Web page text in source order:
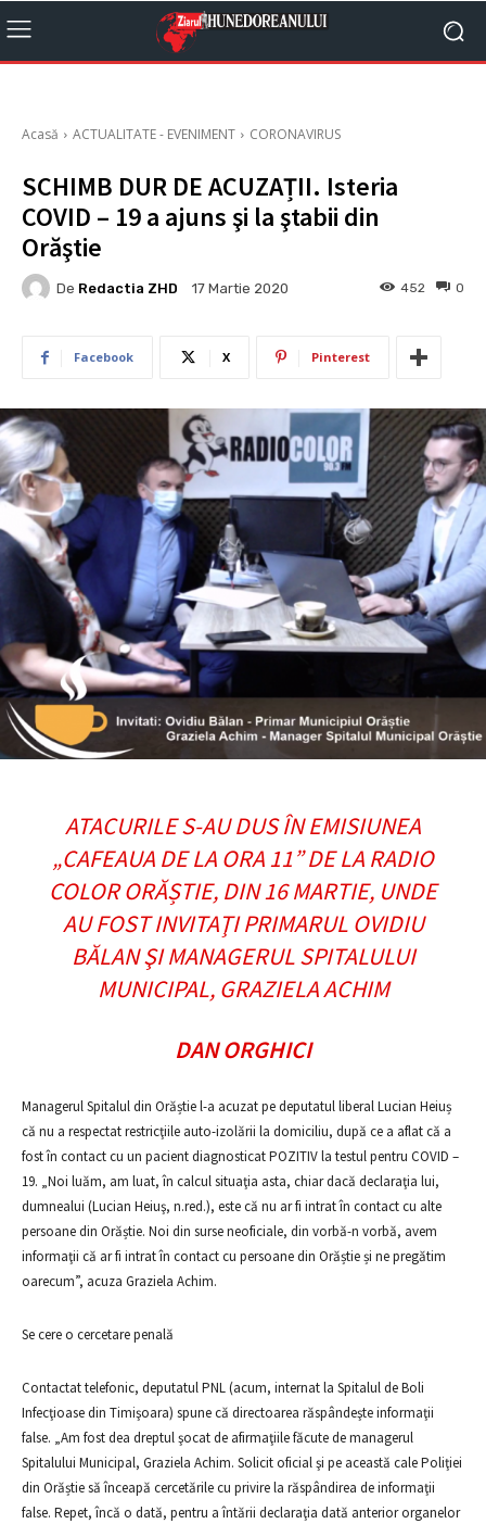
Acasă ACTUALITATE - EVENIMENT CORONAVIRUS
SCHIMB DUR DE ACUZAȚII. Isteria
COVID – 19 a ajuns şi la ştabii din
Orăştie
De Redactia ZHD 17 Martie 2020 0
452
Facebook X Pinterest
ATACURILE S-AU DUS ÎN EMISIUNEA
„CAFEAUA DE LA ORA 11” DE LA RADIO
COLOR ORĂȘTIE, DIN 16 MARTIE, UNDE
AU FOST INVITAŢI PRIMARUL OVIDIU
BĂLAN ŞI MANAGERUL SPITALULUI
MUNICIPAL, GRAZIELA ACHIM
DAN ORGHICI
Managerul Spitalul din Orăștie l-a acuzat pe deputatul liberal Lucian Heiuș
că nu a respectat restricţiile auto-izolării la domiciliu, după ce a aflat că a
fost în contact cu un pacient diagnosticat POZITIV la testul pentru COVID –
19. „Noi luăm, am luat, în calcul situaţia asta, chiar dacă declaraţia lui,
dumnealui (Lucian Heiuş, n.red.), este că nu ar fi intrat în contact cu alte
persoane din Orăștie. Noi din surse neoficiale, din vorbă-n vorbă, avem
informaţii că ar fi intrat în contact cu persoane din Orăștie și ne pregătim
oarecum”, acuza Graziela Achim.
Se cere o cercetare penală
Contactat telefonic, deputatul PNL (acum, internat la Spitalul de Boli
Infecţioase din Timişoara) spune că directoarea răspândeşte informaţii
false. „Am fost dea dreptul şocat de afirmaţiile făcute de managerul
Spitalului Municipal, Graziela Achim. Solicit oficial şi pe această cale Poliţiei
din Orăștie să înceapă cercetările cu privire la răspândirea de informaţii
false. Repet, încă o dată, pentru a întării declaraţia dată anterior organelor